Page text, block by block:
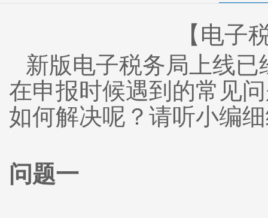
【电子
新版电子税务局上线
在申报时候遇到的常见
如何解决呢？请听小编
问题一